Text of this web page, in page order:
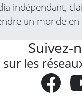
indépendant,
un monde en
Suivez-
sur les